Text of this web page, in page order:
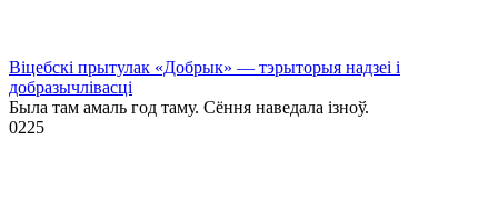
Віцебскі прытулак «‎Добрык»‎ — тэрыторыя надзеі і
добразычлівасці
Была там амаль год таму. Сёння наведала ізноў.
0225